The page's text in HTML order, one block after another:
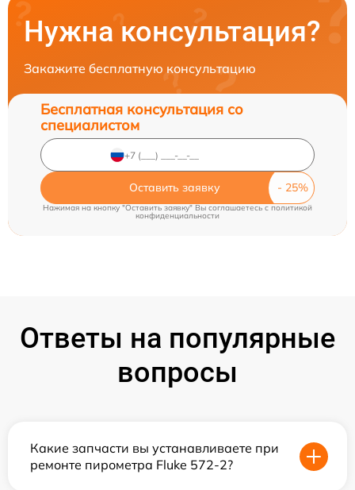
Нужна консультация?
Закажите бесплатную консультацию
Бесплатная консультация со
специалистом
Оставить заявку
Нажимая на кнопку "Оставить заявку" Вы соглашаетесь cполитикой
конфиденциальности
Ответы на популярные
вопросы
Какие запчасти вы устанавливаете при
ремонте пирометра Fluke 572-2?